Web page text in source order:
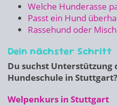
Welche Hunderasse
Passt ein Hund
Rassehund oder
Dein nächster Schritt
Du suchst Unterstützung
Hundeschule in Stuttgart?
Welpenkurs in Stuttgart